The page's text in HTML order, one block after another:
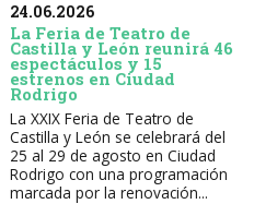
24.06.2026
La Feria de Teatro de
Castilla y León reunirá 46
espectáculos y 15
estrenos en Ciudad
Rodrigo
La XXIX Feria de Teatro de
Castilla y León se celebrará del
25 al 29 de agosto en Ciudad
Rodrigo con una programación
marcada por la renovación...